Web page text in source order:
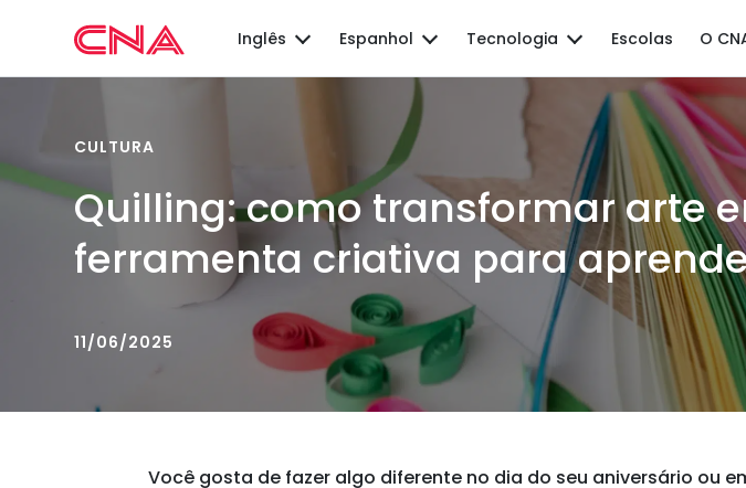
Inglês Espanhol Tecnologia Escolas O
CULTURA
Quilling: como transformar arte
ferramenta criativa para
11/06/2025
Você gosta de fazer algo diferente no dia do seu aniversário ou